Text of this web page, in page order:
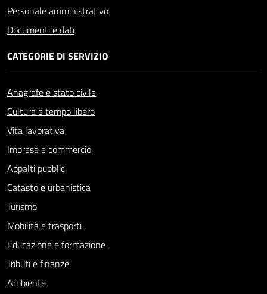
Personale amministrativo
Documenti e dati
CATEGORIE DI SERVIZIO
Anagrafe e stato civile
Cultura e tempo libero
Vita lavorativa
Imprese e commercio
Appalti pubblici
Catasto e urbanistica
Turismo
Mobilità e trasporti
Educazione e formazione
Tributi e finanze
Ambiente